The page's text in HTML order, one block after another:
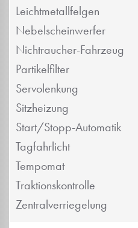
Leichtmetallfelgen
Nebelscheinwerfer
Nichtraucher-Fahrzeug
Partikelfilter
Servolenkung
Sitzheizung
Start/Stopp-Automatik
Tagfahrlicht
Tempomat
Traktionskontrolle
Zentralverriegelung